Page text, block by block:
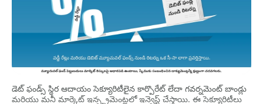
డెట్ ఫండ్స్ స్థిర ఆదాయం సెక్యూరిటీలైన కార్పొరేట్ లేదా గవర్నమెంట్ బాండ్లు
మరియు మనీ మార్కెట్ ఇన్స్ట్రమెంట్లలో ఇన్వెస్ట్ చేస్తాయి. ఈ సెక్యూరిటీలు